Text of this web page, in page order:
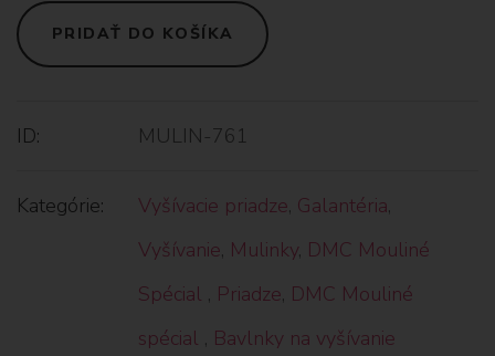
PRIDAŤ DO KOŠÍKA
ID: MULIN-761
Kategórie: Vyšívacie priadze, Galantéria,
Vyšívanie, Mulinky, DMC Mouliné
Spécial , Priadze, DMC Mouliné
spécial , Bavlnky na vyšívanie